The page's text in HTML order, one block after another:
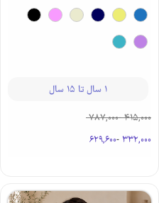
1 سال تا 15 سال
415,000
-
787,000
332,000
-
629,600